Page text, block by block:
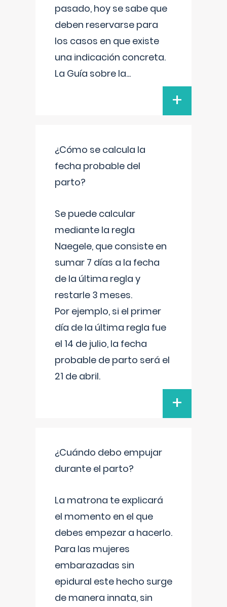
pasado, hoy se sabe que
deben reservarse para
los casos en que existe
una indicación concreta.
La Guía sobre la...
+
¿Cómo se calcula la
fecha probable del
parto?
Se puede calcular
mediante la regla
Naegele, que consiste en
sumar 7 días a la fecha
de la última regla y
restarle 3 meses.
Por ejemplo, si el primer
día de la última regla fue
el 14 de julio, la fecha
probable de parto será el
21 de abril.
+
¿Cuándo debo empujar
durante el parto?
La matrona te explicará
el momento en el que
debes empezar a hacerlo.
Para las mujeres
embarazadas sin
epidural este hecho surge
de manera innata, sin